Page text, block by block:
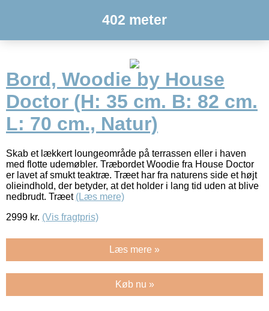
402 meter
Bord, Woodie by House
Doctor (H: 35 cm. B: 82 cm.
L: 70 cm., Natur)
Skab et lækkert loungeområde på terrassen eller i haven
med flotte udemøbler. Træbordet Woodie fra House Doctor
er lavet af smukt teaktræ. Træet har fra naturens side et højt
olieindhold, der betyder, at det holder i lang tid uden at blive
nedbrudt. Træet (Læs mere)
2999 kr. (Vis fragtpris)
Læs mere »
Køb nu »